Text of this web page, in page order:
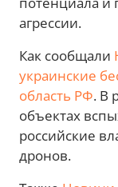
агрессии.
Как сообщали
украинские
область РФ. В
объектах
российские
дронов.